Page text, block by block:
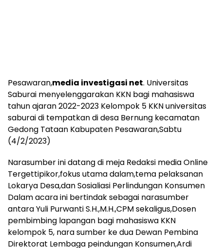
Pesawaran,media investigasi net. Universitas
Saburai menyelenggarakan KKN bagi mahasiswa
tahun ajaran 2022-2023 Kelompok 5 KKN universitas
saburai di tempatkan di desa Bernung kecamatan
Gedong Tataan Kabupaten Pesawaran,Sabtu
(4/2/2023)
Narasumber ini datang di meja Redaksi media Online
Tergettipikor,fokus utama dalam,tema pelaksanan
Lokarya Desa,dan Sosialiasi Perlindungan Konsumen
Dalam acara ini bertindak sebagai narasumber
antara Yuli Purwanti S.H.,M.H.,CPM sekaligus,Dosen
pembimbing lapangan bagi mahasiswa KKN
kelompok 5, nara sumber ke dua Dewan Pembina
Direktorat Lembaga peindungan Konsumen,Ardi